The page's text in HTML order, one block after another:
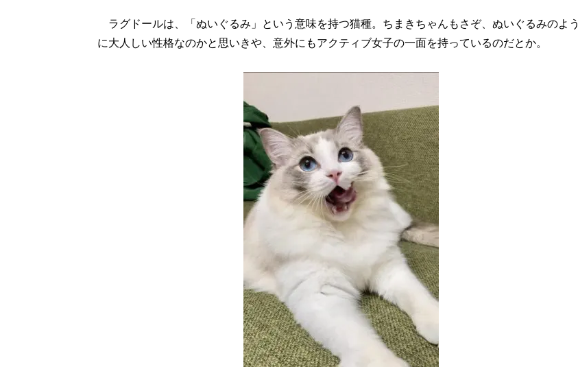
ラグドールは、「ぬいぐるみ」という意味を持つ猫種。ちまきちゃんもさぞ、ぬいぐるみのよう
に大人しい性格なのかと思いきや、意外にもアクティブ女子の一面を持っているのだとか。